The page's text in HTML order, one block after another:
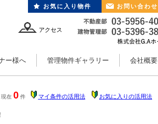
アクセス
お気に入り物件 お問い合わせ
ー様へ 管理物件ギャラリー 会社概要
現在 0 件 マイ条件の活用法 お気に入りの活用法